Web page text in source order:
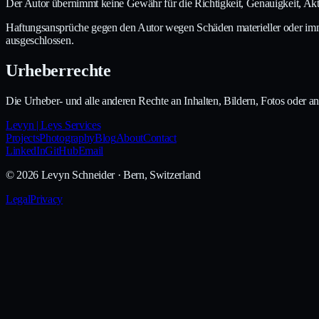
Der Autor übernimmt keine Gewähr für die Richtigkeit, Genauigkeit,
Haftungsansprüche gegen den Autor wegen Schäden materieller oder
ausgeschlossen.
Urheberrechte
Die Urheber- und alle anderen Rechte an Inhalten, Bildern, Fotos oder
Levyn | Leys Services
ProjectsPhotographyBlogAboutContact
LinkedInGitHubEmail
© 2026 Levyn Schneider· Bern, Switzerland
LegalPrivacy